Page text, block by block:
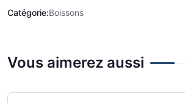
Catégorie:Boissons
Vous aimerez aussi